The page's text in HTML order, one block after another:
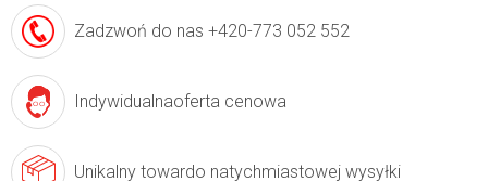
Zadzwoń do nas +420-773 052 552
Indywidualnaoferta cenowa
Unikalny towardo natychmiastowej wysyłki